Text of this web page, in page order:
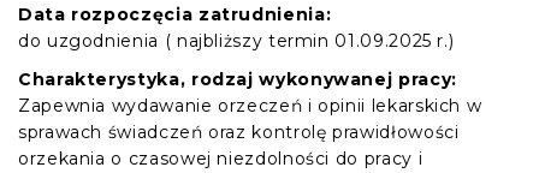
Data rozpoczęcia zatrudnienia:
do uzgodnienia ( najbliższy termin 01.09.2025 r.)
Charakterystyka, rodzaj wykonywanej pracy:
Zapewnia wydawanie orzeczeń i opinii lekarskich w
sprawach świadczeń oraz kontrolę prawidłowości
orzekania o czasowej niezdolności do pracy i